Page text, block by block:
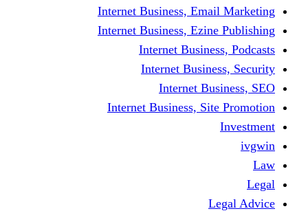
Internet Business,
Internet Business,
Internet
Internet
Internet
Internet Business,